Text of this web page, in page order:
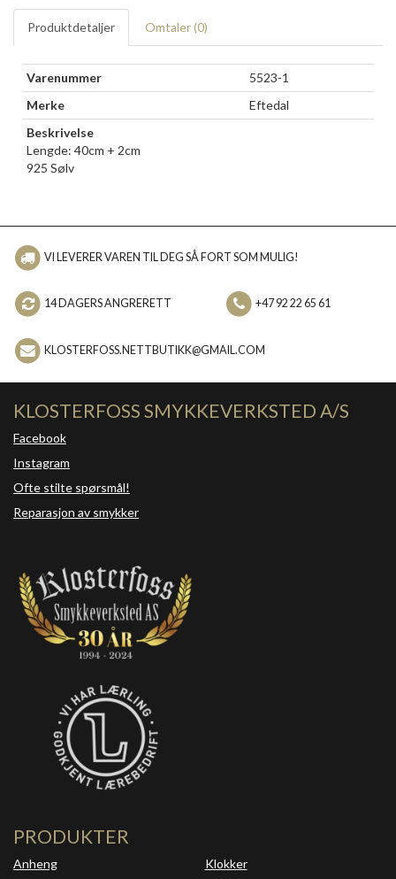
Produktdetaljer Omtaler (0)
Varenummer
5523-1
Merke
Eftedal
Beskrivelse
Lengde: 40cm + 2cm
925 Sølv
VI LEVERER VAREN TIL DEG SÅ FORT SOM MULIG!
14 DAGERS ANGRERETT +47 92 22 65 61
KLOSTERFOSS.NETTBUTIKK@GMAIL.COM
KLOSTERFOSS SMYKKEVERKSTED A/S
Facebook
Instagram
Ofte stilte spørsmål!
Reparasjon av smykker
PRODUKTER
Anheng
Klokker